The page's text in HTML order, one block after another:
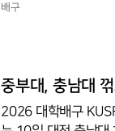
스코어 3-0(25-12,
배구
중부대, 충남대
2026 대학배구